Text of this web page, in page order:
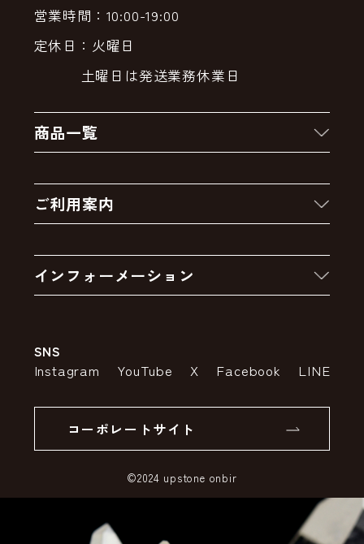
営業時間：10:00-19:00
定休日：火曜日
土曜日は発送業務休業日
商品一覧
クーポン
卸販売・大量注文
アウトレットセール
ご利用案内
お支払いについて
ポイントについて
インフォーメーション
特定商取引法の表示
SSLサーバー証明書とは
SNS
Instagram YouTube X Facebook LINE
コーポレートサイト
©2024 upstone onbir